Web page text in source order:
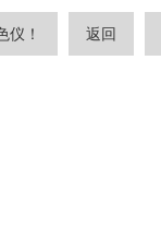
仪！ 返回